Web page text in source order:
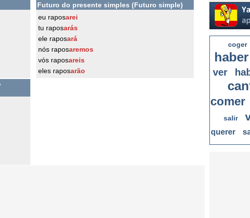
Futuro do presente simples (Futuro simple)
eu raposarei
tu raposarás
ele raposará
nós raposaremos
vós raposareis
eles raposarão
coger
haber
ver
comer
salir
querer